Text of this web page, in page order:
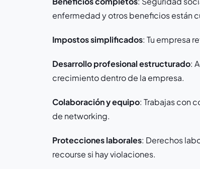
enfermedad y otros beneficios están
Impostos simplificados: Tu empresa
Desarrollo profesional estructurado:
crecimiento dentro de la empresa.
Colaboración y equipo: Trabajas con
de networking.
Protecciones laborales: Derechos
recourse si hay violaciones.